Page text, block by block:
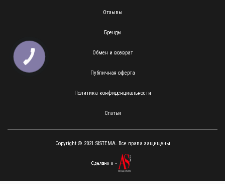
Отзывы
Бренды
Обмен и возврат
Публичная оферта
Политика конфиденциальности
Статьи
Copyright © 2021 SISTEMA. Все права защищены
КНОПКА
ЗВ'ЯЗКУ